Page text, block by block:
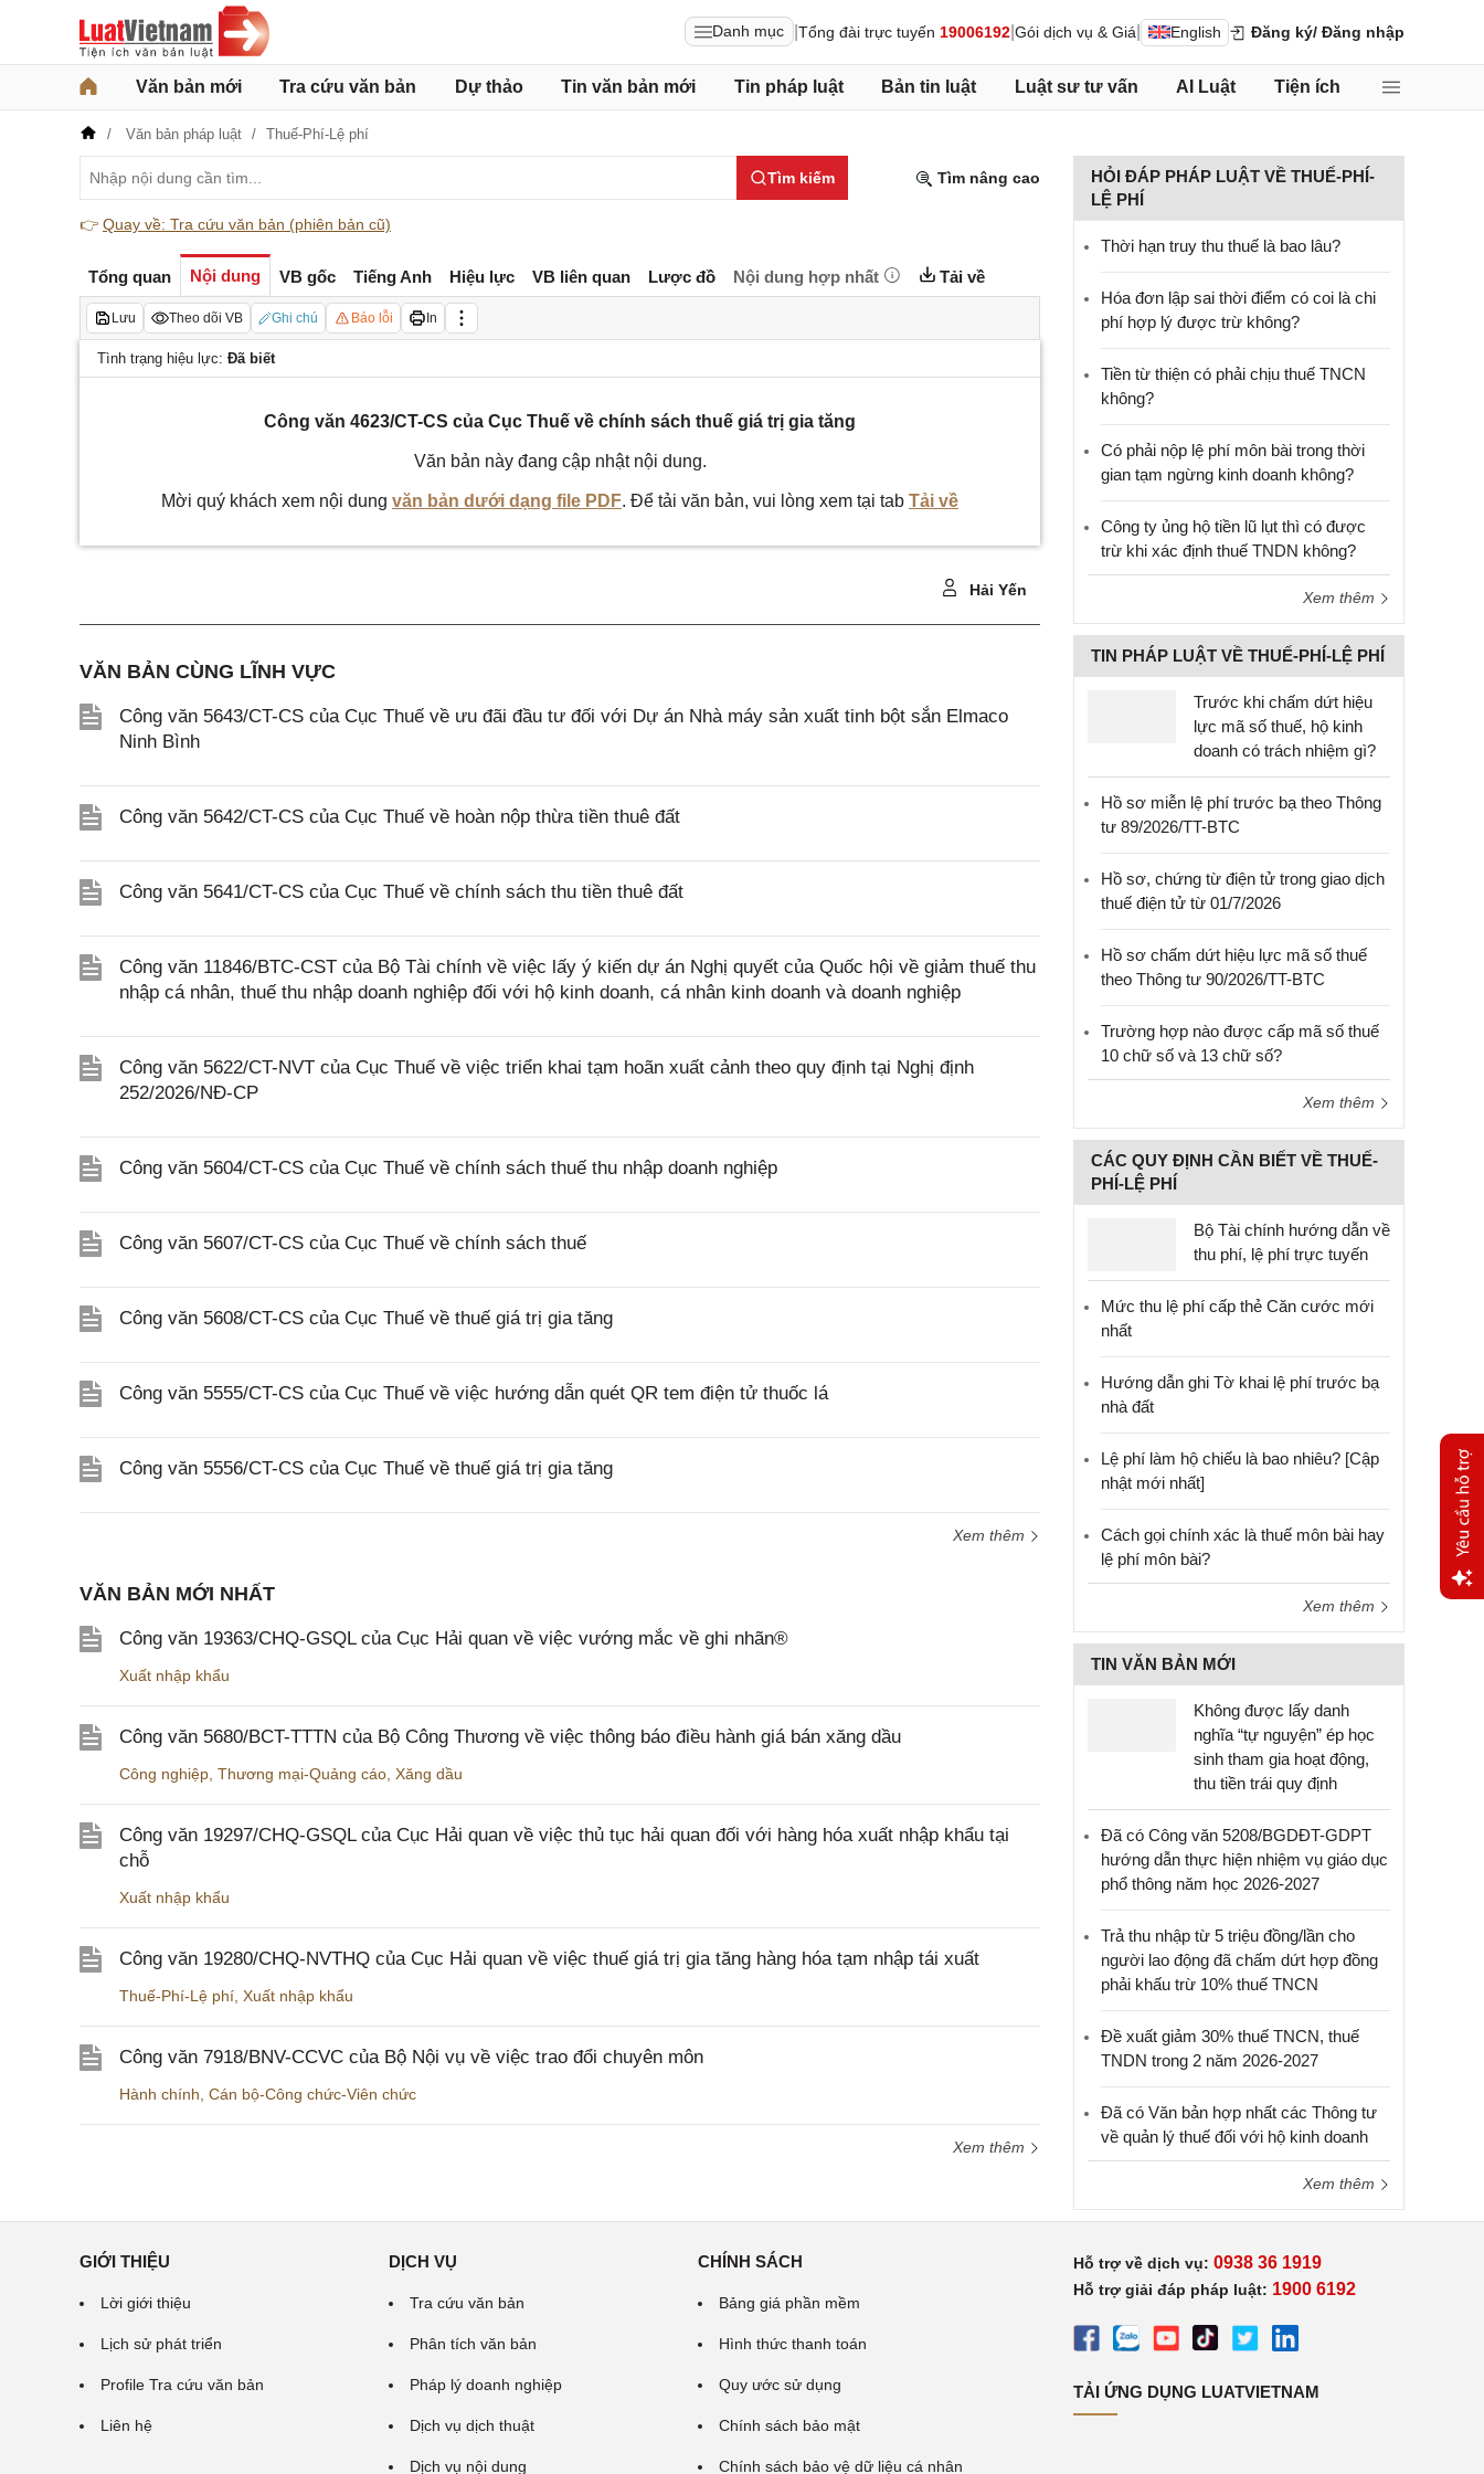
Danh mục Tổng đài trực tuyến 19006192 Gói dịch vụ & Giá English Đăng ký/ Đăng nhập
Văn bản mới Tra cứu văn bản Dự thảo Tin văn bản mới Tin pháp luật Bản tin luật Luật sư tư vấn AI Luật Tiện ích
Văn bản pháp luật Thuế-Phí-Lệ phí
Tìm kiếm Tìm nâng cao
👉 Quay về: Tra cứu văn bản (phiên bản cũ)
Tổng quan Nội dung VB gốc Tiếng Anh Hiệu lực VB liên quan Lược đồ Nội dung hợp nhất Tải về
Lưu Theo dõi VB Ghi chú Báo lỗi In
Tình trạng hiệu lực: Đã biết
Công văn 4623/CT-CS của Cục Thuế về chính sách thuế giá trị gia tăng
Văn bản này đang cập nhật nội dung.
Mời quý khách xem nội dung văn bản dưới dạng file PDF. Để tải văn bản, vui lòng xem tại tab Tải về
Hải Yến
VĂN BẢN CÙNG LĨNH VỰC
Công văn 5643/CT-CS của Cục Thuế về ưu đãi đầu tư đối với Dự án Nhà máy sản xuất tinh bột sắn Elmaco
Ninh Bình
Công văn 5642/CT-CS của Cục Thuế về hoàn nộp thừa tiền thuê đất
Công văn 5641/CT-CS của Cục Thuế về chính sách thu tiền thuê đất
Công văn 11846/BTC-CST của Bộ Tài chính về việc lấy ý kiến dự án Nghị quyết của Quốc hội về giảm thuế thu
nhập cá nhân, thuế thu nhập doanh nghiệp đối với hộ kinh doanh, cá nhân kinh doanh và doanh nghiệp
Công văn 5622/CT-NVT của Cục Thuế về việc triển khai tạm hoãn xuất cảnh theo quy định tại Nghị định
252/2026/NĐ-CP
Công văn 5604/CT-CS của Cục Thuế về chính sách thuế thu nhập doanh nghiệp
Công văn 5607/CT-CS của Cục Thuế về chính sách thuế
Công văn 5608/CT-CS của Cục Thuế về thuế giá trị gia tăng
Công văn 5555/CT-CS của Cục Thuế về việc hướng dẫn quét QR tem điện tử thuốc lá
Công văn 5556/CT-CS của Cục Thuế về thuế giá trị gia tăng
Xem thêm
VĂN BẢN MỚI NHẤT
Công văn 19363/CHQ-GSQL của Cục Hải quan về việc vướng mắc về ghi nhãn®
Xuất nhập khẩu
Công văn 5680/BCT-TTTN của Bộ Công Thương về việc thông báo điều hành giá bán xăng dầu
Công nghiệp Thương mại-Quảng cáo Xăng dầu
Công văn 19297/CHQ-GSQL của Cục Hải quan về việc thủ tục hải quan đối với hàng hóa xuất nhập khẩu tại
chỗ
Xuất nhập khẩu
Công văn 19280/CHQ-NVTHQ của Cục Hải quan về việc thuế giá trị gia tăng hàng hóa tạm nhập tái xuất
Thuế-Phí-Lệ phí Xuất nhập khẩu
Công văn 7918/BNV-CCVC của Bộ Nội vụ về việc trao đổi chuyên môn
Hành chính Cán bộ-Công chức-Viên chức
Xem thêm
HỎI ĐÁP PHÁP LUẬT VỀ THUẾ-PHÍ-
LỆ PHÍ
Thời hạn truy thu thuế là bao lâu?
Hóa đơn lập sai thời điểm có coi là chi
phí hợp lý được trừ không?
Tiền từ thiện có phải chịu thuế TNCN
không?
Có phải nộp lệ phí môn bài trong thời
gian tạm ngừng kinh doanh không?
Công ty ủng hộ tiền lũ lụt thì có được
trừ khi xác định thuế TNDN không?
Xem thêm
TIN PHÁP LUẬT VỀ THUẾ-PHÍ-LỆ PHÍ
Trước khi chấm dứt hiệu
lực mã số thuế, hộ kinh
doanh có trách nhiệm gì?
Hồ sơ miễn lệ phí trước bạ theo Thông
tư 89/2026/TT-BTC
Hồ sơ, chứng từ điện tử trong giao dịch
thuế điện tử từ 01/7/2026
Hồ sơ chấm dứt hiệu lực mã số thuế
theo Thông tư 90/2026/TT-BTC
Trường hợp nào được cấp mã số thuế
10 chữ số và 13 chữ số?
Xem thêm
CÁC QUY ĐỊNH CẦN BIẾT VỀ THUẾ-
PHÍ-LỆ PHÍ
Bộ Tài chính hướng dẫn về
thu phí, lệ phí trực tuyến
Mức thu lệ phí cấp thẻ Căn cước mới
nhất
Hướng dẫn ghi Tờ khai lệ phí trước bạ
nhà đất
Lệ phí làm hộ chiếu là bao nhiêu? [Cập
nhật mới nhất]
Cách gọi chính xác là thuế môn bài hay
lệ phí môn bài?
Xem thêm
TIN VĂN BẢN MỚI
Không được lấy danh
nghĩa “tự nguyện” ép học
sinh tham gia hoạt động,
thu tiền trái quy định
Đã có Công văn 5208/BGDĐT-GDPT
hướng dẫn thực hiện nhiệm vụ giáo dục
phổ thông năm học 2026-2027
Trả thu nhập từ 5 triệu đồng/lần cho
người lao động đã chấm dứt hợp đồng
phải khấu trừ 10% thuế TNCN
Đề xuất giảm 30% thuế TNCN, thuế
TNDN trong 2 năm 2026-2027
Đã có Văn bản hợp nhất các Thông tư
về quản lý thuế đối với hộ kinh doanh
Xem thêm
GIỚI THIỆU
Lời giới thiệu
Lịch sử phát triển
Profile Tra cứu văn bản
Liên hệ
DỊCH VỤ
Tra cứu văn bản
Phân tích văn bản
Pháp lý doanh nghiệp
Dịch vụ dịch thuật
Dịch vụ nội dung
CHÍNH SÁCH
Bảng giá phần mềm
Hình thức thanh toán
Quy ước sử dụng
Chính sách bảo mật
Chính sách bảo vệ dữ liệu cá nhân
Hỗ trợ về dịch vụ: 0938 36 1919
Hỗ trợ giải đáp pháp luật: 1900 6192
TẢI ỨNG DỤNG LUATVIETNAM